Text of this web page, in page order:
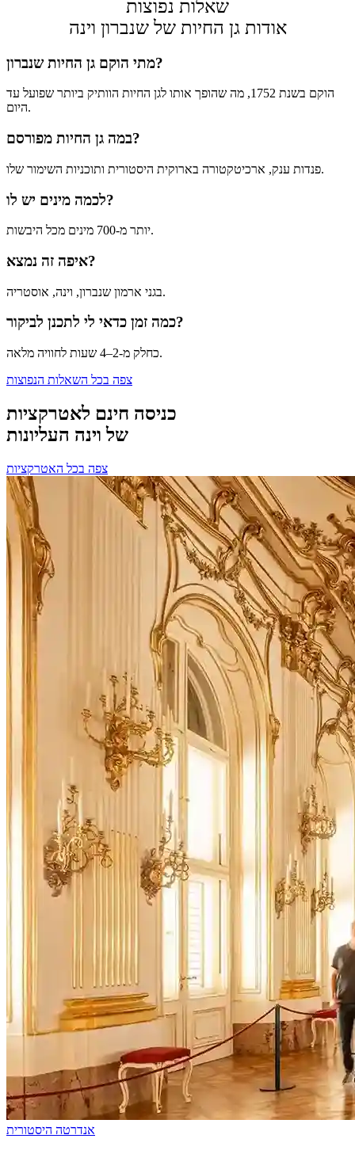
שאלות נפוצות
אודות גן החיות של שנברון וינה
מתי הוקם גן החיות שנברון?
הוקם בשנת 1752, מה שהופך אותו לגן החיות הוותיק ביותר שפועל עד
היום.
במה גן החיות מפורסם?
פנדות ענק, ארכיטקטורה בארוקית היסטורית ותוכניות השימור שלו.
לכמה מינים יש לו?
יותר מ-700 מינים מכל היבשות.
איפה זה נמצא?
בגני ארמון שנברון, וינה, אוסטריה.
כמה זמן כדאי לי לתכנן לביקור?
כחלק מ-2–4 שעות לחוויה מלאה.
צפה בכל השאלות הנפוצות
כניסה חינם לאטרקציות
של וינה העליונות
צפה בכל האטרקציות
אנדרטה היסטורית